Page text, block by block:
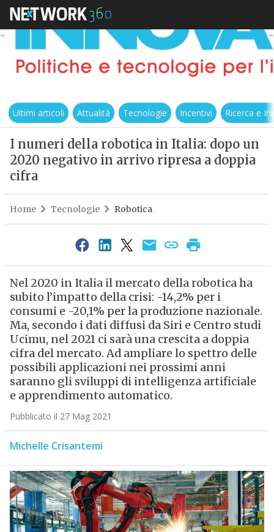
Ultimi articoli Attualità Tecnologie Incentivi Ricerca e
I numeri della robotica in Italia: dopo un
2020 negativo in arrivo ripresa a doppia
cifra
Home Tecnologie Robotica
Nel 2020 in Italia il mercato della robotica ha
subito l’impatto della crisi: -14,2% per i
consumi e -20,1% per la produzione nazionale.
Ma, secondo i dati diffusi da Siri e Centro studi
Ucimu, nel 2021 ci sarà una crescita a doppia
cifra del mercato. Ad ampliare lo spettro delle
possibili applicazioni nei prossimi anni
saranno gli sviluppi di intelligenza artificiale
e apprendimento automatico.
Pubblicato il 27 Mag 2021
Michelle Crisantemi